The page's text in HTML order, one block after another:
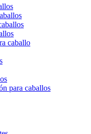
caballo
para caballos